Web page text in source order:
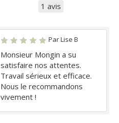
1 avis
Par Lise B
Monsieur Mongin a su
satisfaire nos attentes.
Travail sérieux et efficace.
Nous le recommandons
vivement !